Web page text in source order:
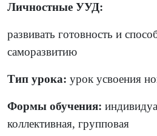
Личностные УУД:
развивать готовность и
саморазвитию
Тип урока: урок усвоения
Формы обучения:
коллективная, групповая